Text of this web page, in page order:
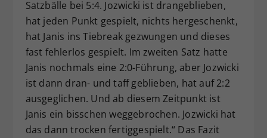
Satzbälle bei 5:4. Jozwicki ist drangeblieben,
hat jeden Punkt gespielt, nichts hergeschenkt,
hat Janis ins Tiebreak gezwungen und dieses
fast fehlerlos gespielt. Im zweiten Satz hatte
Janis nochmals eine 2:0-Führung, aber Jozwicki
ist dann dran- und taff geblieben, hat auf 2:2
ausgeglichen. Und ab diesem Zeitpunkt ist
Janis ein bisschen weggebrochen. Jozwicki hat
das dann trocken fertiggespielt.“ Das Fazit